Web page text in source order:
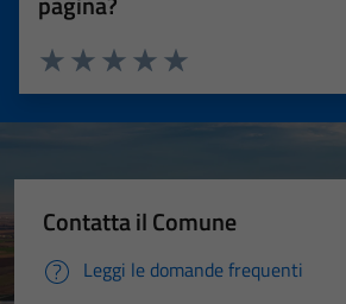
Valuta 5 stelle su 5
Valuta 4 stelle su 5
Valuta 3 stelle su 5
Valuta 2 stelle su 5
Valuta 1 stelle su 5
Contatta il Comune
Leggi le domande frequenti